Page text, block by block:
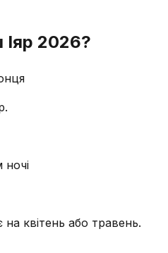
2026?
ночі
квітень або травень.